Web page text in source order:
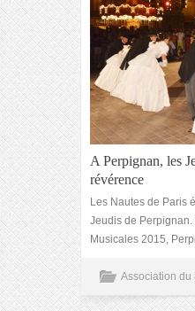
A Perpignan, les
révérence
Les Nautes de Paris
Jeudis de
Musicales 2015,
Association du